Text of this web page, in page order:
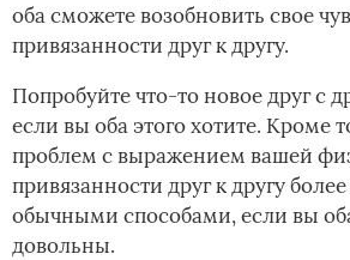
оба сможете возобновить свое
привязанности друг к другу.
Попробуйте что-то новое друг с
если вы оба этого хотите. Кроме
проблем с выражением вашей
привязанности друг к другу
обычными способами, если вы
довольны.